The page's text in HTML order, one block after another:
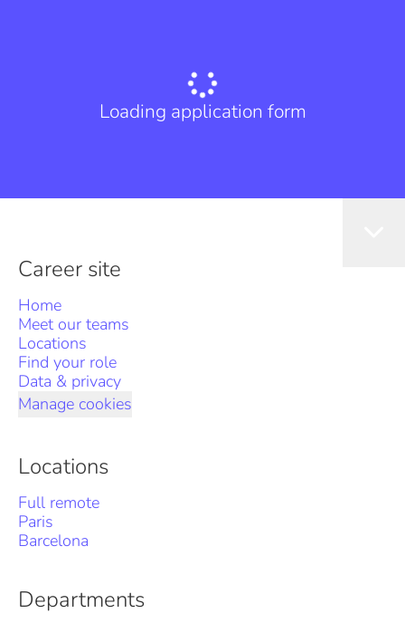
Loading application form
Career site
Home
Meet our teams
Locations
Find your role
Data & privacy
Manage cookies
Locations
Full remote
Paris
Barcelona
Departments